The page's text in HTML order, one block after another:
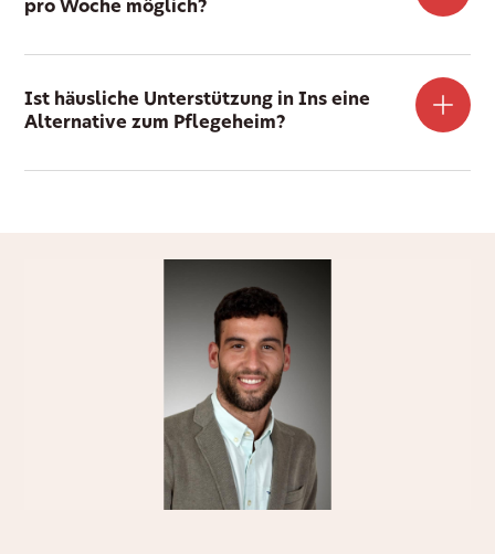
pro Woche möglich?
Ist häusliche Unterstützung in Ins eine
Alternative zum Pflegeheim?